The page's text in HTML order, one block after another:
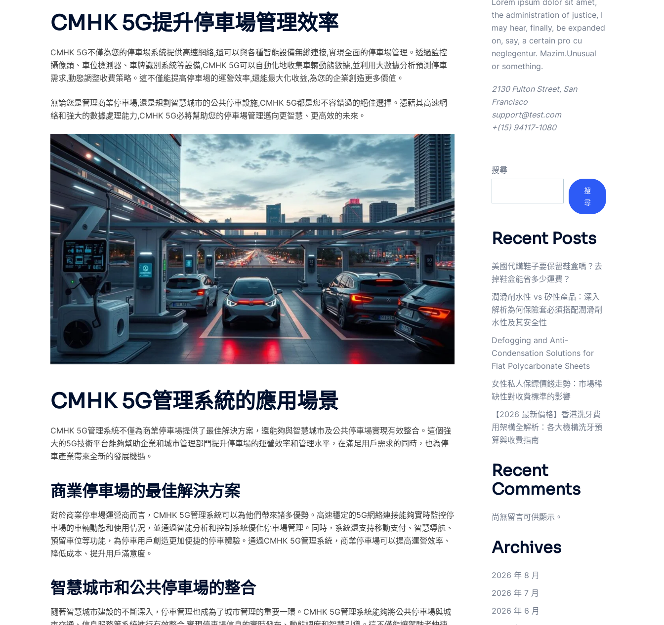
CMHK 5G提升停車場管理效率
CMHK 5G不僅為您的停車場系統提供高速網絡,還可以與各種智能設備無縫連接,實現全面的停車場管理。透過監控
攝像頭、車位檢測器、車牌識別系統等設備,CMHK 5G可以自動化地收集車輛動態數據,並利用大數據分析預測停車
需求,動態調整收費策略。這不僅能提高停車場的運營效率,還能最大化收益,為您的企業創造更多價值。
無論您是管理商業停車場,還是規劃智慧城市的公共停車設施,CMHK 5G都是您不容錯過的絕佳選擇。憑藉其高速網
絡和強大的數據處理能力,CMHK 5G必將幫助您的停車場管理邁向更智慧、更高效的未來。
CMHK 5G管理系統的應用場景
CMHK 5G管理系統不僅為商業停車場提供了最佳解決方案，還能夠與智慧城市及公共停車場實現有效整合。這個強
大的5G技術平台能夠幫助企業和城市管理部門提升停車場的運營效率和管理水平，在滿足用戶需求的同時，也為停
車產業帶來全新的發展機遇。
商業停車場的最佳解決方案
對於商業停車場運營商而言，CMHK 5G管理系統可以為他們帶來諸多優勢。高速穩定的5G網絡連接能夠實時監控停
車場的車輛動態和使用情況，並通過智能分析和控制系統優化停車場管理。同時，系統還支持移動支付、智慧導航、
預留車位等功能，為停車用戶創造更加便捷的停車體驗。通過CMHK 5G管理系統，商業停車場可以提高運營效率、
降低成本、提升用戶滿意度。
智慧城市和公共停車場的整合
隨著智慧城市建設的不斷深入，停車管理也成為了城市管理的重要一環。CMHK 5G管理系統能夠將公共停車場與城
Lorem ipsum dolor sit amet,
the administration of justice, I
may hear, finally, be expanded
on, say, a certain pro cu
neglegentur. Mazim.Unusual
or something.
2130 Fulton Street, San
Francisco
support@test.com
+(15) 94117-1080
搜尋
搜
尋
Recent Posts
美國代購鞋子要保留鞋盒嗎？去
掉鞋盒能省多少運費？
潤滑劑水性 vs 矽性產品：深入
解析為何保險套必須搭配潤滑劑
水性及其安全性
Defogging and Anti-
Condensation Solutions for
Flat Polycarbonate Sheets
女性私人保鏢價錢走勢：市場稀
缺性對收費標準的影響
【2026 最新價格】香港洗牙費
用架構全解析：各大機構洗牙預
算與收費指南
Recent
Comments
尚無留言可供顯示。
Archives
2026 年 8 月
2026 年 7 月
2026 年 6 月